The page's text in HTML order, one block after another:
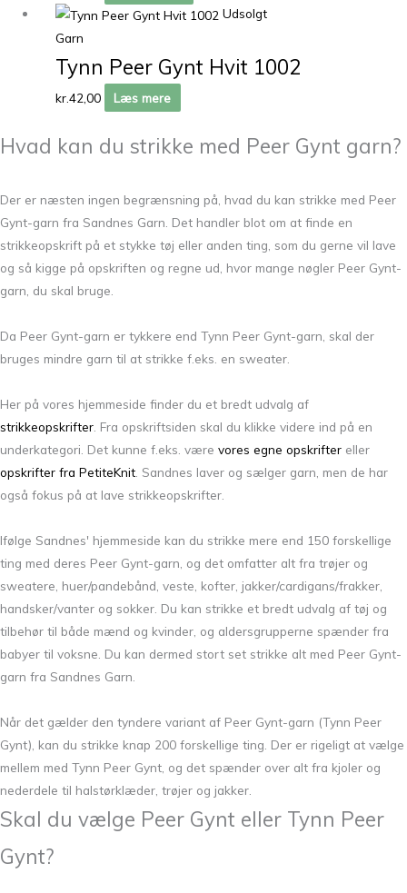
Udsolgt
Garn
Tynn Peer Gynt Hvit 1002
kr.42,00 Læs mere
Hvad kan du strikke med Peer Gynt garn?
Der er næsten ingen begrænsning på, hvad du kan strikke med Peer
Gynt-garn fra Sandnes Garn. Det handler blot om at finde en
strikkeopskrift på et stykke tøj eller anden ting, som du gerne vil lave
og så kigge på opskriften og regne ud, hvor mange nøgler Peer Gynt-
garn, du skal bruge.
Da Peer Gynt-garn er tykkere end Tynn Peer Gynt-garn, skal der
bruges mindre garn til at strikke f.eks. en sweater.
Her på vores hjemmeside finder du et bredt udvalg af
strikkeopskrifter . Fra opskriftsiden skal du klikke videre ind på en
underkategori. Det kunne f.eks. være vores egne opskrifter eller
opskrifter fra PetiteKnit . Sandnes laver og sælger garn, men de har
også fokus på at lave strikkeopskrifter.
Ifølge Sandnes' hjemmeside kan du strikke mere end 150 forskellige
ting med deres Peer Gynt-garn, og det omfatter alt fra trøjer og
sweatere, huer/pandebånd, veste, kofter, jakker/cardigans/frakker,
handsker/vanter og sokker. Du kan strikke et bredt udvalg af tøj og
tilbehør til både mænd og kvinder, og aldersgrupperne spænder fra
babyer til voksne. Du kan dermed stort set strikke alt med Peer Gynt-
garn fra Sandnes Garn.
Når det gælder den tyndere variant af Peer Gynt-garn (Tynn Peer
Gynt), kan du strikke knap 200 forskellige ting. Der er rigeligt at vælge
mellem med Tynn Peer Gynt, og det spænder over alt fra kjoler og
nederdele til halstørklæder, trøjer og jakker.
Skal du vælge Peer Gynt eller Tynn Peer
Gynt?